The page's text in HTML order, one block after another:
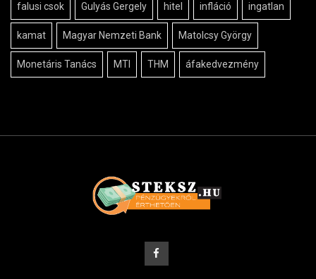
falusi csok Gulyás Gergely hitel infláció ingatlan
kamat Magyar Nemzeti Bank Matolcsy György
Monetáris Tanács MTI THM áfakedvezmény